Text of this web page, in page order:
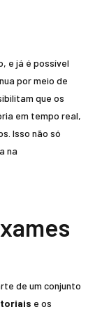
e já é possível
por meio de
que os
em tempo real,
Isso não só
na
de um conjunto
e os